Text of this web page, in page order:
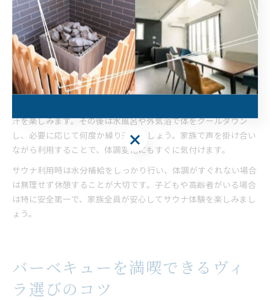
初心者や家族も安心なサウナの使い方
サウナに慣れていない初心者や小さなお子様連れの家族でも、ヴ
ィラのサウナは安心して利用できます。温度や湿度が調整しやす
く、利用時間や入り方も自由に選べるため、自分たちのペースで
楽しむことができます。また、プライベート空間なので周囲を気
にせずリラックスできるのも安心材料です。
汗を楽しみます。その後は水風呂や外気浴で体をクールダウン
し、必要に応じて何度か繰り返しましょう。家族で声を掛け合い
ながら利用することで、体調変化にもすぐに気付けます。
サウナ利用時は水分補給をしっかり行い、体調がすぐれない場合
は無理せず休憩することが大切です。子どもや高齢者がいる場合
は特に安全第一で、家族全員が安心してサウナ体験を楽しみまし
ょう。
バーベキューを満喫できるヴィ
ラ選びのコツ